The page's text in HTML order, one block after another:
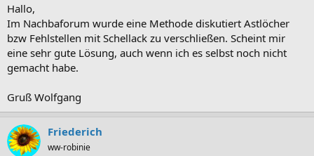
Hallo,
Im Nachbaforum wurde eine Methode diskutiert Astlöcher
bzw Fehlstellen mit Schellack zu verschließen. Scheint mir
eine sehr gute Lösung, auch wenn ich es selbst noch nicht
gemacht habe.
Gruß Wolfgang
Friederich
ww-robinie